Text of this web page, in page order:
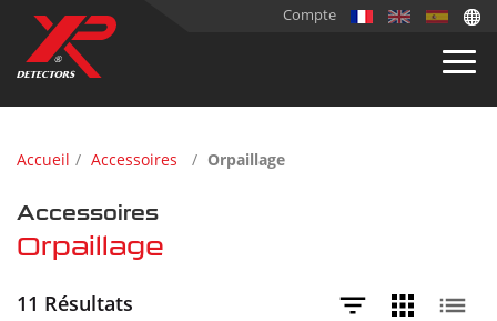
Compte
Accueil Accessoires Orpaillage
Accessoires
Orpaillage
11 Résultats